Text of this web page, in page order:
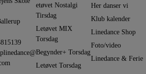
etøvet Nostalgi
Tirsdag
Letøvet MIX
Torsdag
Begynder+ Torsdag
Letøvet Torsdag
Her danser vi
Klub kalender
Linedance Shop
Foto/video
Linedance & Ferie